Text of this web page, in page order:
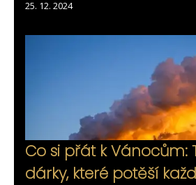
25. 12. 2024
Co si přát k Vánocům:
dárky, které potěší